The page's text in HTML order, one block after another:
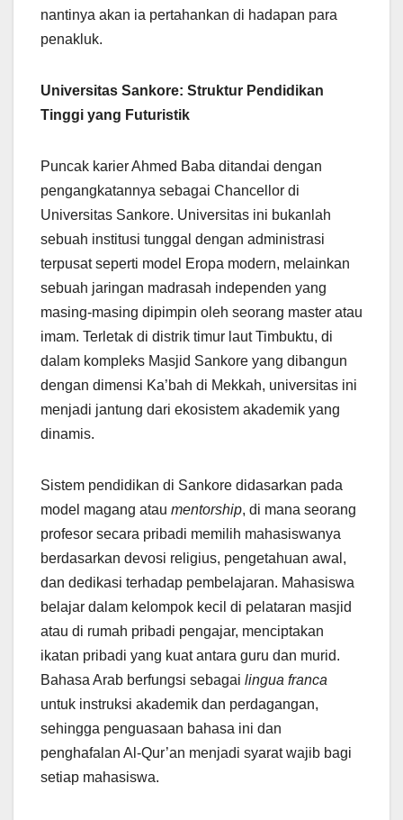
nantinya akan ia pertahankan di hadapan para
penakluk.
Universitas Sankore: Struktur Pendidikan
Tinggi yang Futuristik
Puncak karier Ahmed Baba ditandai dengan
pengangkatannya sebagai Chancellor di
Universitas Sankore. Universitas ini bukanlah
sebuah institusi tunggal dengan administrasi
terpusat seperti model Eropa modern, melainkan
sebuah jaringan madrasah independen yang
masing-masing dipimpin oleh seorang master atau
imam. Terletak di distrik timur laut Timbuktu, di
dalam kompleks Masjid Sankore yang dibangun
dengan dimensi Ka’bah di Mekkah, universitas ini
menjadi jantung dari ekosistem akademik yang
dinamis.
Sistem pendidikan di Sankore didasarkan pada
model magang atau mentorship, di mana seorang
profesor secara pribadi memilih mahasiswanya
berdasarkan devosi religius, pengetahuan awal,
dan dedikasi terhadap pembelajaran. Mahasiswa
belajar dalam kelompok kecil di pelataran masjid
atau di rumah pribadi pengajar, menciptakan
ikatan pribadi yang kuat antara guru dan murid.
Bahasa Arab berfungsi sebagai lingua franca
untuk instruksi akademik dan perdagangan,
sehingga penguasaan bahasa ini dan
penghafalan Al-Qur’an menjadi syarat wajib bagi
setiap mahasiswa.